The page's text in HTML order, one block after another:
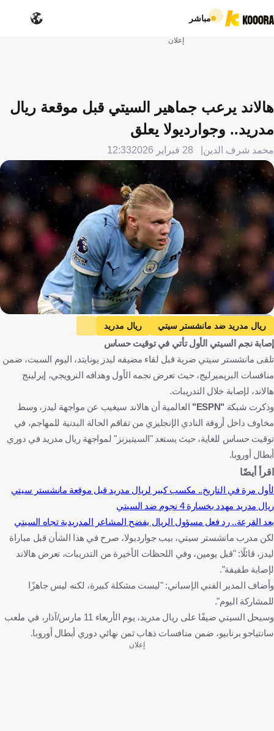
مباشر
إعلان
هالاند يرعب جماهير السيتي قبل موقعة ريال
مدريد.. وجوارديولا يعلق
محمد شرف الدين 28 فبراير 2026 12:33
Getty Images
ريال مدريد ضد مانشستر سيتي
ريال مدريد
مانشستر سيتي
دوري أبطال أوروبا
ليدز يونايتد ضد مانشستر سيتي
ليدز يونايتد
إنجلترا
النرويج كرة قدم
إصابة نجم السيتي الأول تأتي في توقيت حساس
تلقى مانشستر سيتي ضربة قبل لقاء مضيفه ليدز يونايتد، اليوم السبت، ضمن
منافسات البريميرليج، حيث تعرض نجمه الأول وهدافه النرويجي، إيرلينج
هالاند، لإصابة خلال التدريبات.
وذكرت شبكة "ESPN"
العالمية أن هالاند سيغيب عن مواجهة ليدز، وسط
مخاوف داخل أروقة النادي الإنجليزي من تفاقم الحالة البدنية للمهاجم، في
توقيت حساس للغاية، حيث يستعد "السيتيزنز" لمواجهة ريال مدريد في دوري
أبطال أوروبا.
اقرأ أيضًا
لأول مرة في التاريخ.. مكسب كبير لريال مدريد قبل موقعة مانشستر سيتي
ريال مدريد مهدد بخسارة 4 نجوم ضد السيتي
بعد القرعة.. رد فعل مسؤول الريال يفضح المشاعر المدريدية تجاه السيتي
لكن مدرب مانشستر سيتي، بيب جوارديولا، صرح في هذا الشأن قبل مباراة
ليدز، قائلًا: "قبل يومين، وفي اللحظات الأخيرة من التدريبات، تعرض هالاند
لإصابة طفيفة".
وأضاف المدير الفني الإسباني: "ليست مشكلة كبيرة، لكنه ليس جاهزًا
للمشاركة اليوم".
وسيحل السيتي ضيفًا على ريال مدريد، يوم الأربعاء 11 مارس/آذار، في ملعب
سانتياجو برنابيو، ضمن منافسات ذهاب ثمن نهائي دوري أبطال أوروبا.
إعلان